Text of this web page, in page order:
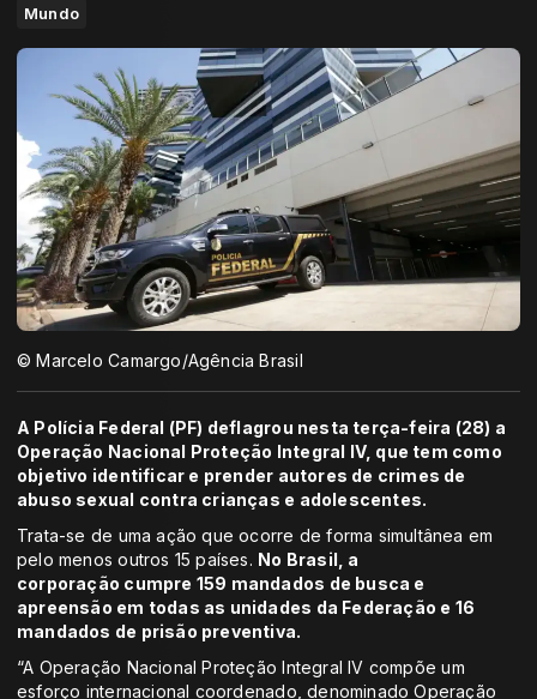
Mundo
© Marcelo Camargo/Agência Brasil
A Polícia Federal (PF) deflagrou nesta terça-feira (28) a
Operação Nacional Proteção Integral IV, que tem como
objetivo identificar e prender autores de crimes de
abuso sexual contra crianças e adolescentes.
Trata-se de uma ação que ocorre de forma simultânea em
pelo menos outros 15 países. No Brasil, a
corporação cumpre 159 mandados de busca e
apreensão em todas as unidades da Federação e 16
mandados de prisão preventiva.
“A Operação Nacional Proteção Integral IV compõe um
esforço internacional coordenado, denominado Operação